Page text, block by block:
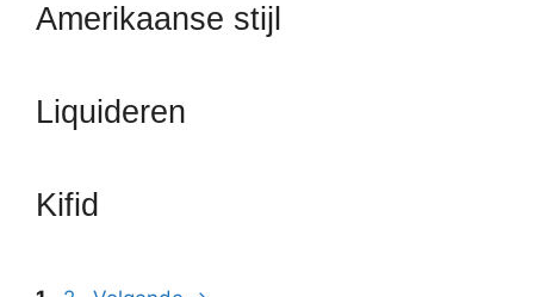
Amerikaanse stijl
Liquideren
Kifid